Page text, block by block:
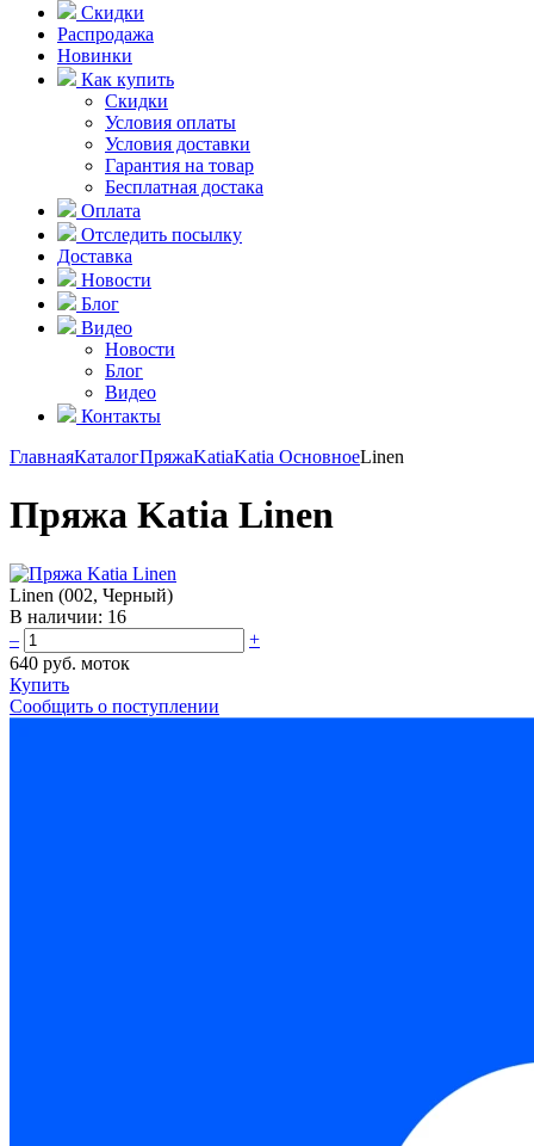
Скидки
Распродажа
Новинки
Как купить
Скидки
Условия оплаты
Условия доставки
Гарантия на товар
Бесплатная достака
Оплата
Отследить посылку
Доставка
Новости
Блог
Видео
Новости
Блог
Видео
Контакты
ГлавнаяКаталогПряжаKatiaKatia ОсновноеLinen
Пряжа Katia Linen
Linen (002, Черный)
В наличии: 16
–
+
640 руб. моток
Купить
Сообщить о поступлении